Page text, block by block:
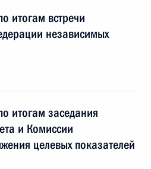
итогам встречи
независимых
итогам заседания
и Комиссии
целевых показателей